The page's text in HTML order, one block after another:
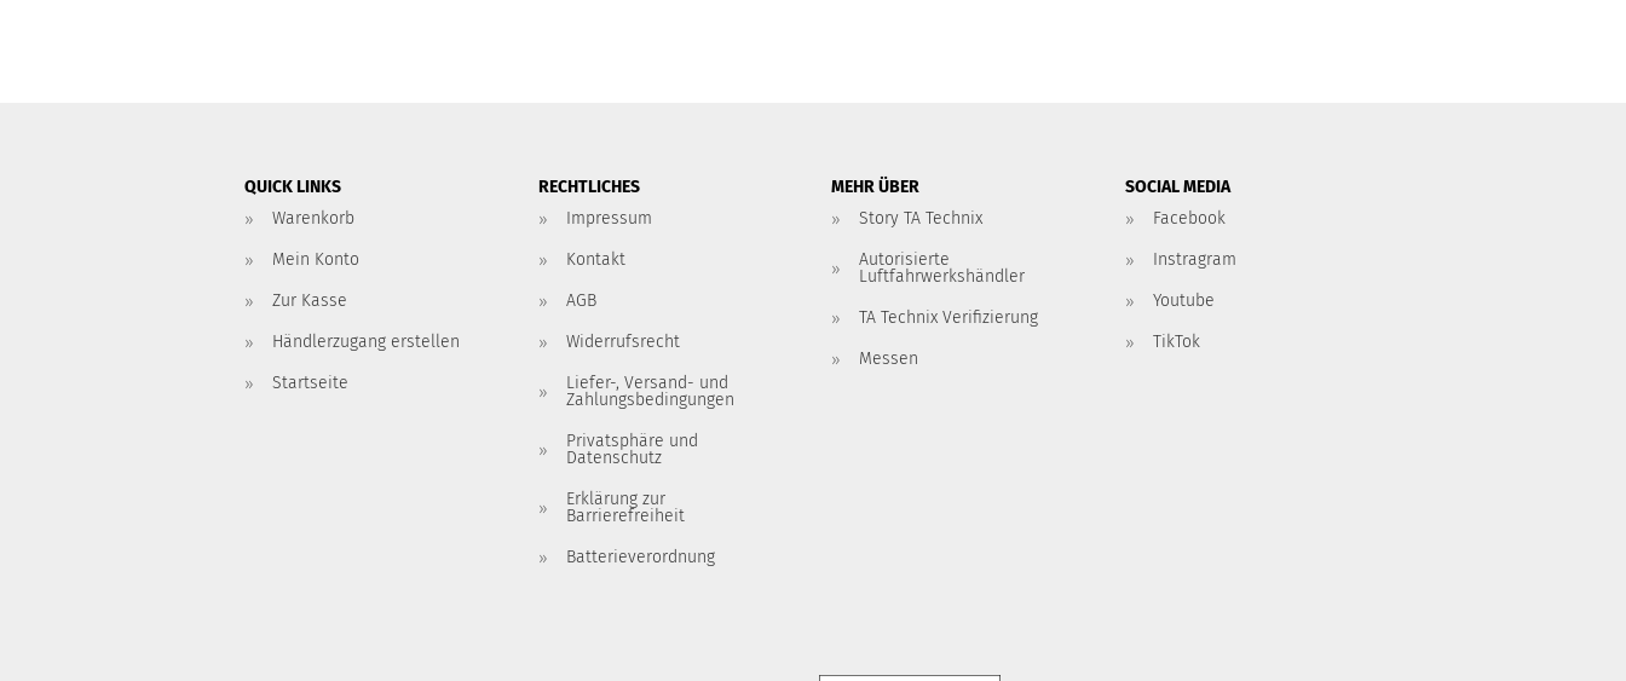
QUICK LINKS
Warenkorb
Mein Konto
Zur Kasse
Händlerzugang erstellen
Startseite
RECHTLICHES
Impressum
Kontakt
AGB
Widerrufsrecht
Liefer-, Versand- und
Zahlungsbedingungen
Privatsphäre und
Datenschutz
Erklärung zur
Barrierefreiheit
Batterieverordnung
MEHR ÜBER
Story TA Technix
Autorisierte
Luftfahrwerkshändler
TA Technix Verifizierung
Messen
SOCIAL MEDIA
Facebook
Instragram
Youtube
TikTok